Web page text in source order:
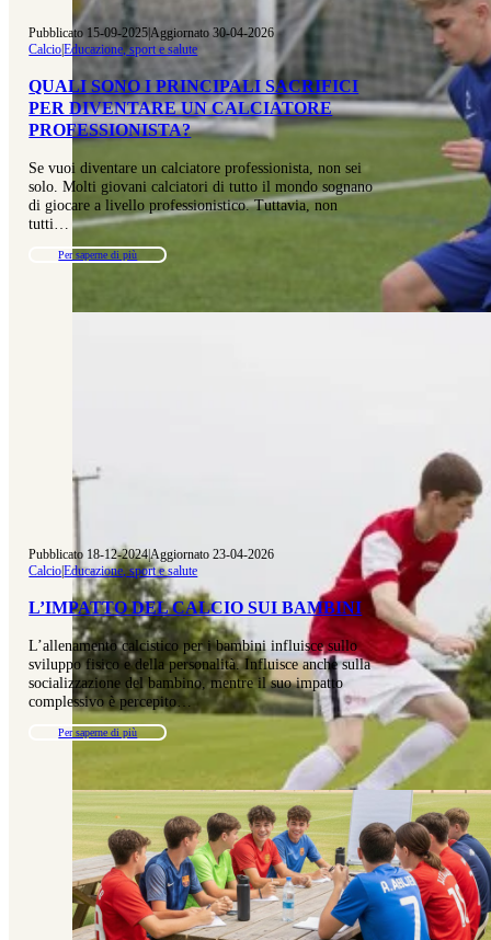
Pubblicato 15-09-2025|Aggiornato 30-04-2026
Calcio|Educazione, sport e salute
QUALI SONO I PRINCIPALI SACRIFICI
PER DIVENTARE UN CALCIATORE
PROFESSIONISTA?
Se vuoi diventare un calciatore professionista, non sei
solo. Molti giovani calciatori di tutto il mondo sognano
di giocare a livello professionistico. Tuttavia, non
tutti…
Per saperne di più
Pubblicato 18-12-2024|Aggiornato 23-04-2026
Calcio|Educazione, sport e salute
L’IMPATTO DEL CALCIO SUI BAMBINI
L’allenamento calcistico per i bambini influisce sullo
sviluppo fisico e della personalità. Influisce anche sulla
socializzazione del bambino, mentre il suo impatto
complessivo è percepito…
Per saperne di più